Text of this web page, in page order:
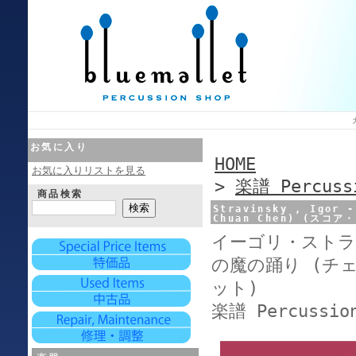
お気に入り
お気に入りリストを見る
商品検索
HOME
> 楽譜
Stravinsky , Igor
Chuan Chen) (スコア・
イーゴリ・スト
の魔の踊り (チ
ット)
楽譜